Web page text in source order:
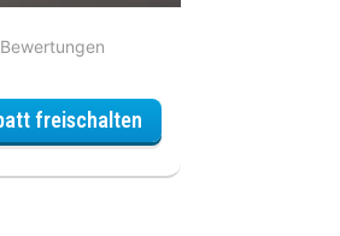
freischalten